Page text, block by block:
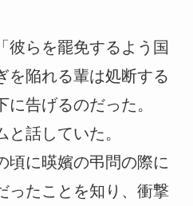
彼らを罷免するよう国
を陥れる輩は処断する
告げるのだった。
話していた。
頃に暎嬪の弔問の際に
ったことを知り、衝撃